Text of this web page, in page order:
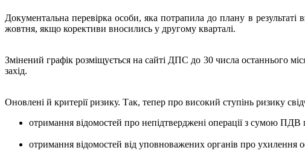
Документальна перевірка особи, яка потрапила до плану в
жовтня, якщо корективи вносились у другому кварталі.
Змінений графік розміщується на сайті ДПС до 30 числа останнього
захід.
Оновлені й критерії ризику. Так, тепер про високий ступінь ризику
отримання відомостей про непідтверджені операції з сумою
отримання відомостей від уповноважених органів про ухилення